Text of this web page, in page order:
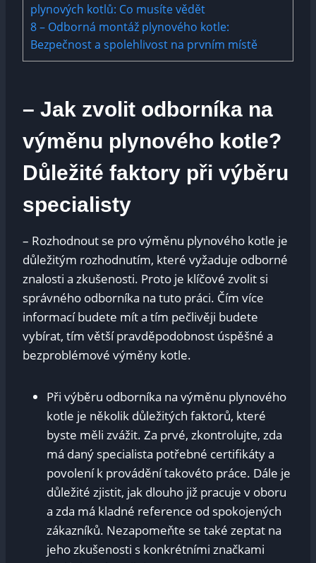
plynových kotlů: Co musíte vědět
8– Odborná montáž plynového kotle:
Bezpečnost a spolehlivost na prvním místě
– Jak zvolit odborníka na
výměnu plynového kotle?
Důležité faktory při výběru
specialisty
– Rozhodnout se pro výměnu plynového kotle je
důležitým rozhodnutím, které vyžaduje odborné
znalosti a zkušenosti. Proto je klíčové zvolit si
správného odborníka na tuto práci. Čím více
informací budete mít a tím pečlivěji budete
vybírat, tím větší pravděpodobnost úspěšné a
bezproblémové výměny kotle.
Při výběru odborníka na výměnu plynového
kotle je několik důležitých faktorů, které
byste měli zvážit. Za prvé, zkontrolujte, zda
má daný specialista potřebné certifikáty a
povolení k provádění takovéto práce. Dále je
důležité zjistit, jak dlouho již pracuje v oboru
a zda má kladné reference od spokojených
zákazníků. Nezapomeňte se také zeptat na
jeho zkušenosti s konkrétními značkami